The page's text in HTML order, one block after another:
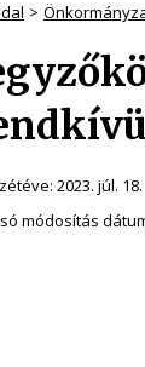
2023. júl. 18.
módosítás